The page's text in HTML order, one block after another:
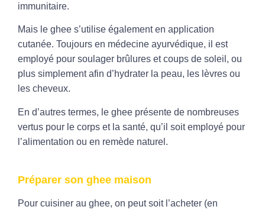
immunitaire.
Mais le ghee s’utilise également en application
cutanée. Toujours en médecine ayurvédique, il est
employé pour soulager brûlures et coups de soleil, ou
plus simplement afin d’hydrater la peau, les lèvres ou
les cheveux.
En d’autres termes, le ghee présente de nombreuses
vertus pour le corps et la santé, qu’il soit employé pour
l’alimentation ou en remède naturel.
Préparer son ghee maison
Pour cuisiner au ghee, on peut soit l’acheter (en